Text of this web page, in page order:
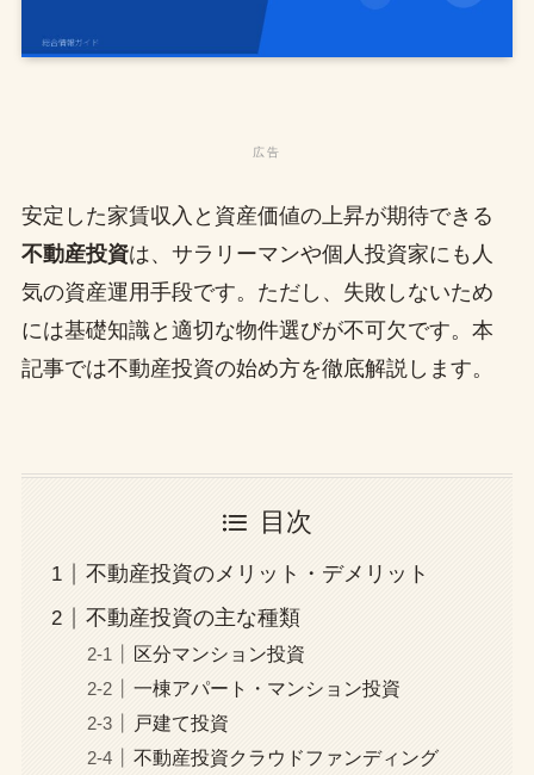
安定した家賃収入と資産価値の上昇が期待できる
不動産投資は、サラリーマンや個人投資家にも人
気の資産運用手段です。ただし、失敗しないため
には基礎知識と適切な物件選びが不可欠です。本
記事では不動産投資の始め方を徹底解説します。
目次
不動産投資のメリット・デメリット
不動産投資の主な種類
区分マンション投資
一棟アパート・マンション投資
戸建て投資
不動産投資クラウドファンディング